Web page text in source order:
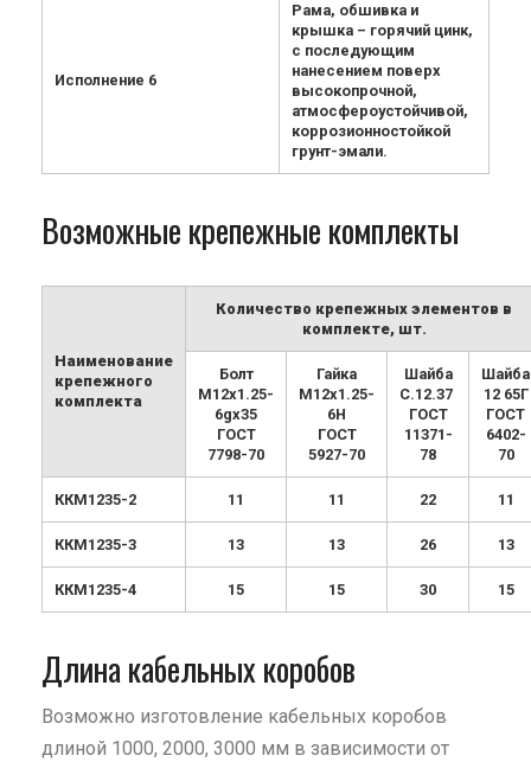
Исполнение 6
Рама, обшивка и
крышка – горячий цинк,
с последующим
нанесением поверх
высокопрочной,
атмосфероустойчивой,
коррозионностойкой
грунт-эмали.
Возможные крепежные комплекты
Наименование
крепежного
комплекта
Количество крепежных элементов в
комплекте, шт.
Болт
М12х1.25-
6gx35
ГОСТ
7798-70
Гайка
М12х1.25-
6H
ГОСТ
5927-70
Шайба
С.12.37
ГОСТ
11371-
78
Шайба
12 65Г
ГОСТ
6402-
70
ККМ1235-2 11 11 22 11
ККМ1235-3 13 13 26 13
ККМ1235-4 15 15 30 15
Длина кабельных коробов
Возможно изготовление кабельных коробов
длиной 1000, 2000, 3000 мм в зависимости от